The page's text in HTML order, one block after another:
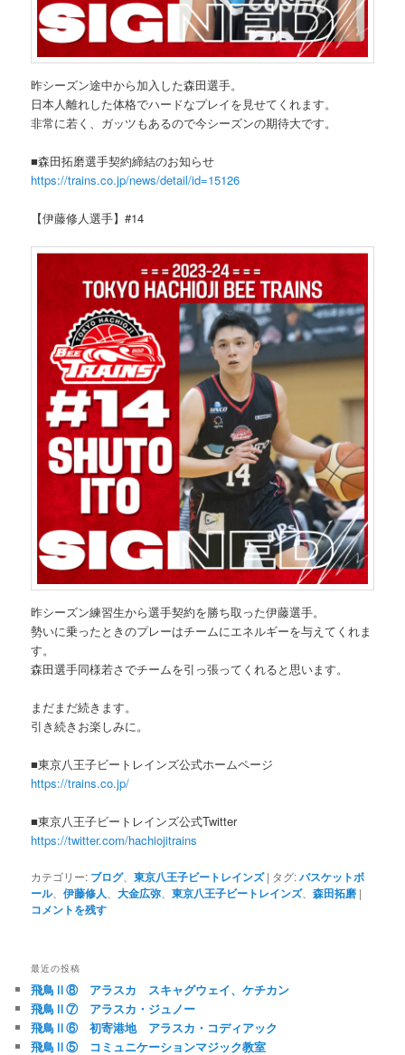
昨シーズン途中から加入した森田選手。
日本人離れした体格でハードなプレイを見せてくれます。
非常に若く、ガッツもあるので今シーズンの期待大です。
■森田拓磨選手契約締結のお知らせ
https://trains.co.jp/news/detail/id=15126
【伊藤修人選手】#14
昨シーズン練習生から選手契約を勝ち取った伊藤選手。
勢いに乗ったときのプレーはチームにエネルギーを与えてくれま
す。
森田選手同様若さでチームを引っ張ってくれると思います。
まだまだ続きます。
引き続きお楽しみに。
■東京八王子ビートレインズ公式ホームページ
https://trains.co.jp/
■東京八王子ビートレインズ公式Twitter
https://twitter.com/hachiojitrains
カテゴリー: ブログ、東京八王子ビートレインズ | タグ:バスケットボ
ール、伊藤修人、大金広弥、東京八王子ビートレインズ、森田拓磨 |
コメントを残す
最近の投稿
飛鳥Ⅱ⑧ アラスカ スキャグウェイ、ケチカン
飛鳥Ⅱ⑦ アラスカ・ジュノー
飛鳥Ⅱ⑥ 初寄港地 アラスカ・コディアック
飛鳥Ⅱ⑤ コミュニケーションマジック教室